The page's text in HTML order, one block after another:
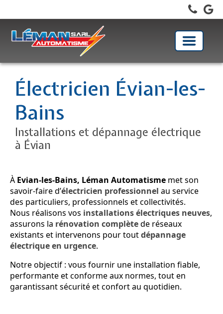
Toggle
Électricien Évian-les-
Bains
Installations et dépannage électrique
à Évian
À Evian-les-Bains, Léman Automatisme met son
savoir-faire d’électricien professionnel au service
des particuliers, professionnels et collectivités.
Nous réalisons vos installations électriques neuves,
assurons la rénovation complètede réseaux
existants et intervenons pour toutdépannage
électrique en urgence.
Notre objectif : vous fournir une installation fiable,
performante et conforme aux normes, tout en
garantissant sécurité et confort au quotidien.